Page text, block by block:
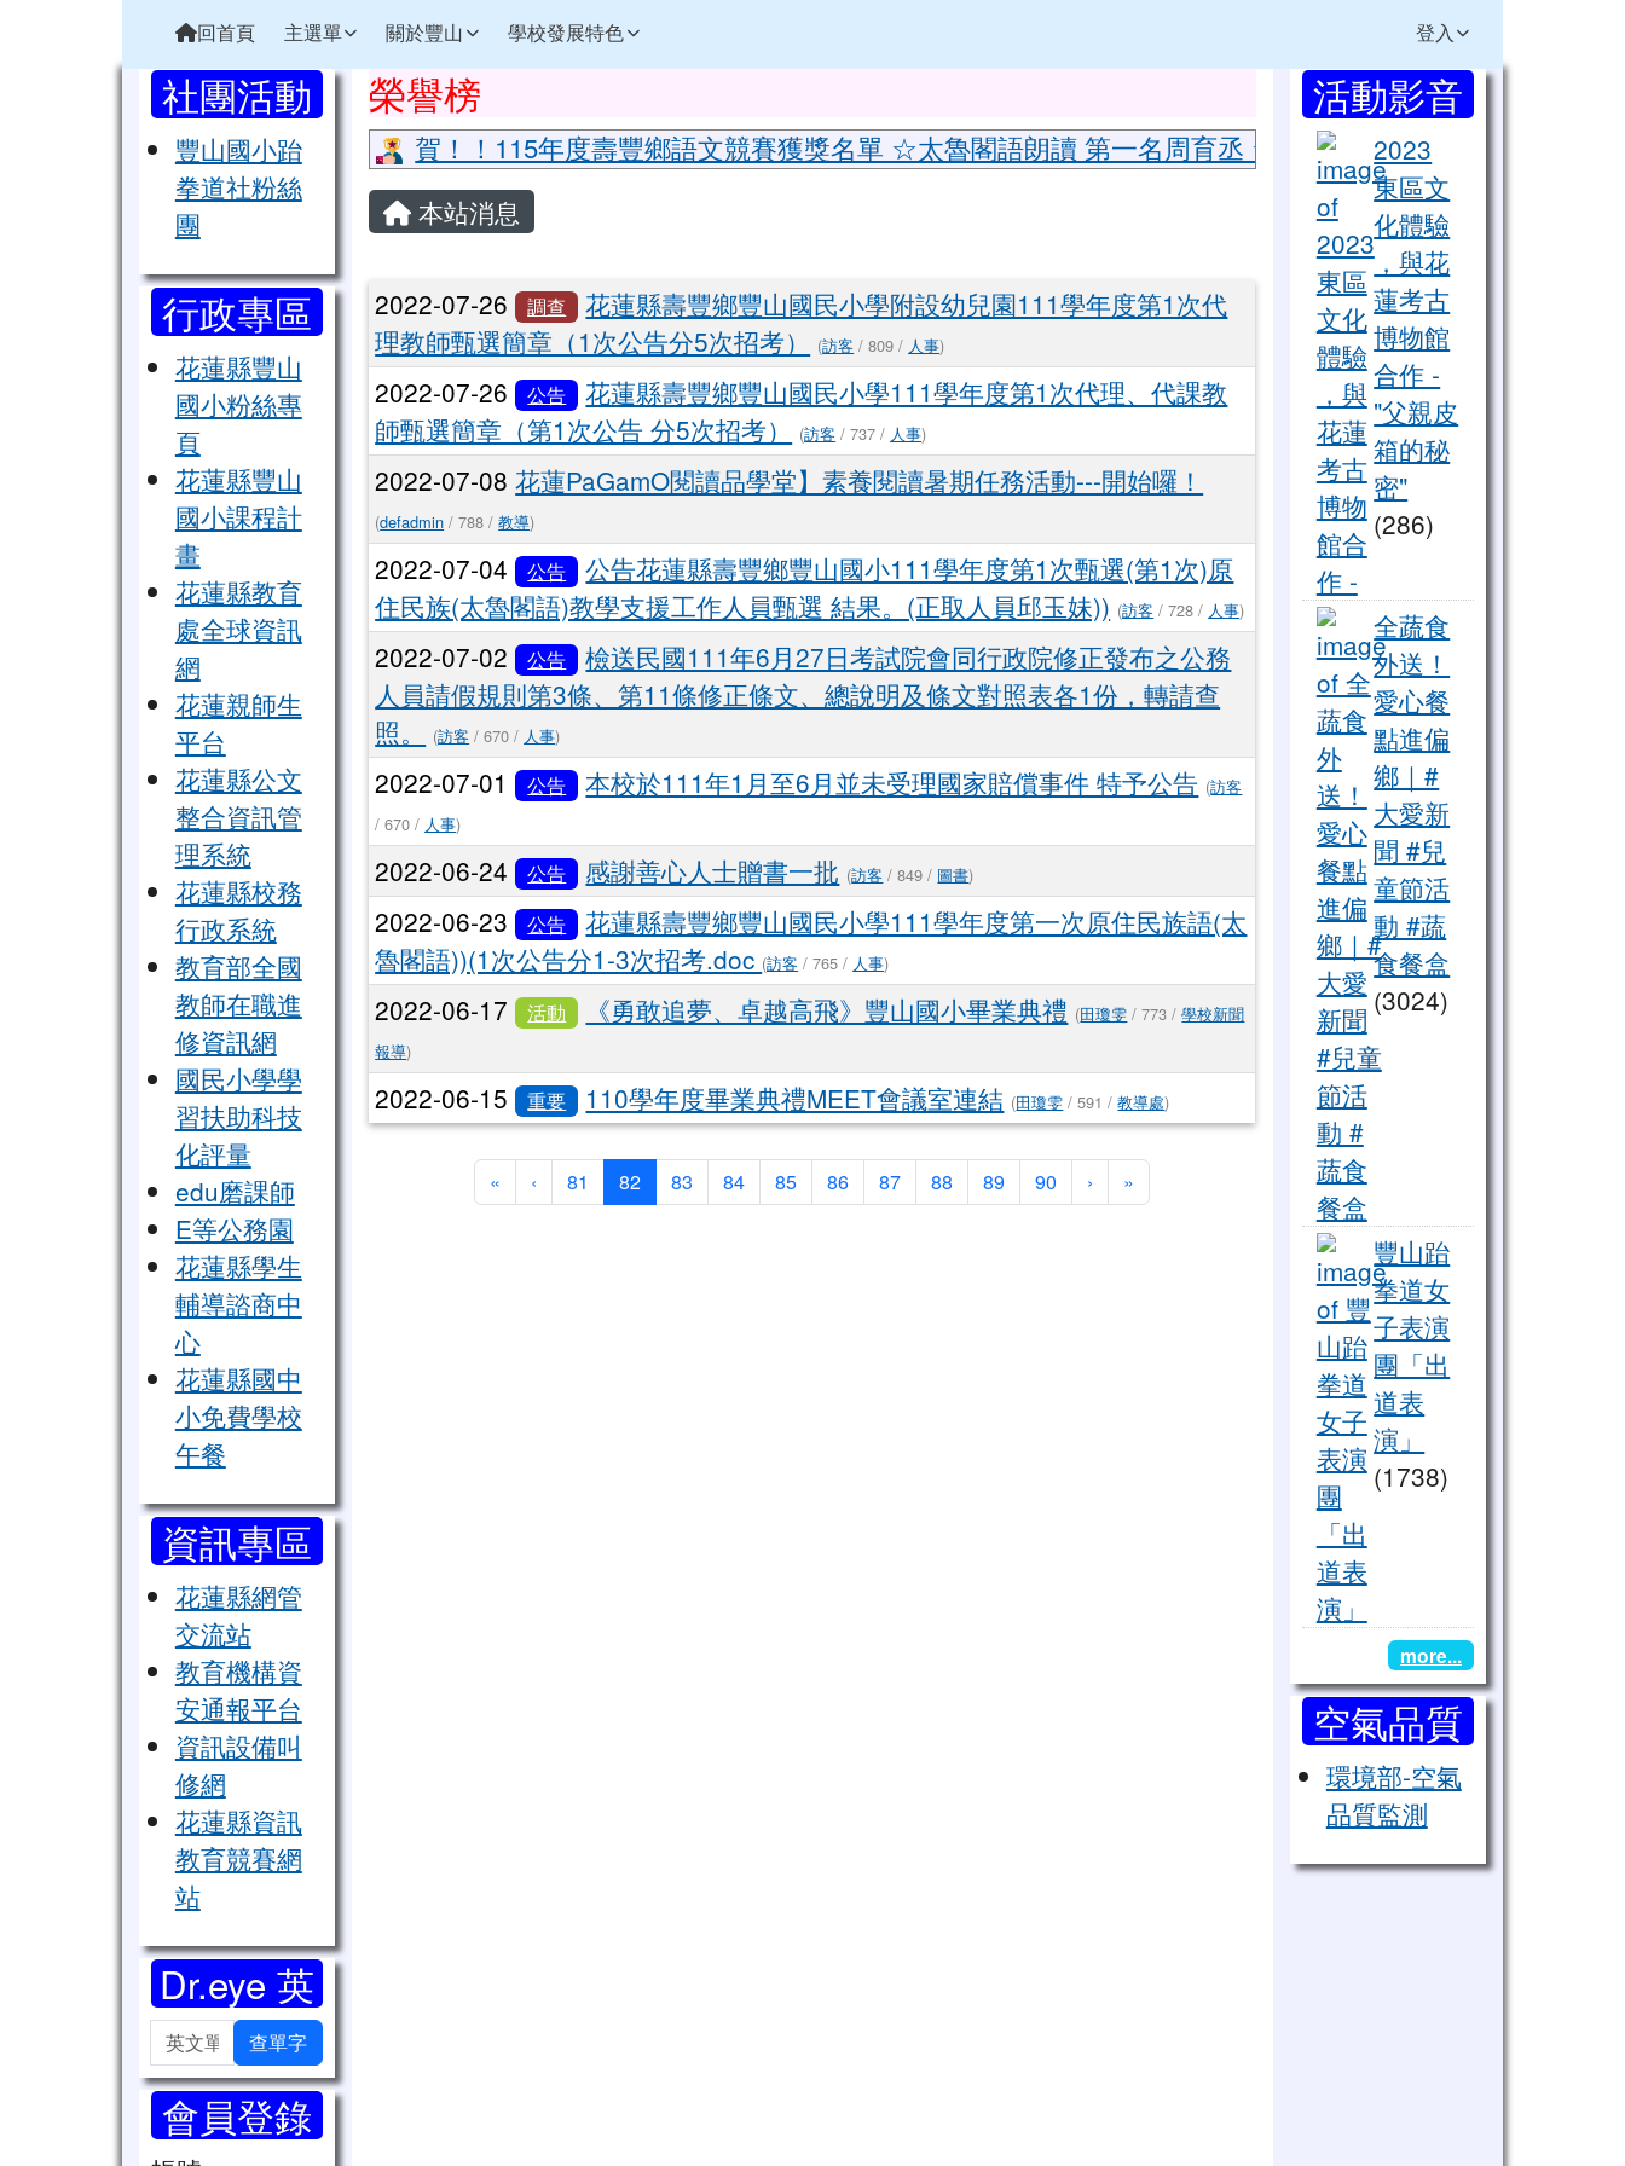
花蓮縣立豐山國小全球資訊網
回首頁 主選單 關於豐山 學校發展特色 登入
⏸
左邊區域內容
社團活動
豐山國小跆
拳道社粉絲
團
行政專區
花蓮縣豐山
國小粉絲專
頁
花蓮縣豐山
國小課程計
畫
花蓮縣教育
處全球資訊
網
花蓮親師生
平台
花蓮縣公文
整合資訊管
理系統
花蓮縣校務
行政系統
教育部全國
教師在職進
修資訊網
國民小學學
習扶助科技
化評量
edu磨課師
E等公務園
花蓮縣學生
輔導諮商中
心
花蓮縣國中
小免費學校
午餐
資訊專區
花蓮縣網管
交流站
教育機構資
安通報平台
資訊設備叫
修網
花蓮縣資訊
教育競賽網
站
Dr.eye 英
漢字典
英文單字查單字
會員登錄
上中區域內容
榮譽榜
賀！！115年度壽豐鄉語文競賽獲獎名單 ☆太魯閣語朗讀 第一名周育丞 ☆英語說故事 第二名張鈞維
主內容區域
本站消息
文章列表
2022-07-26 調查
花蓮縣壽豐鄉豐山國民小學附設幼兒園111學年度第1次代
理教師甄選簡章（1次公告分5次招考）
(訪客 / 809 / 人事)
2022-07-26 公告
花蓮縣壽豐鄉豐山國民小學111學年度第1次代理、代課教
師甄選簡章（第1次公告 分5次招考）
(訪客 / 737 / 人事)
2022-07-08花蓮PaGamO閱讀品學堂】素養閱讀暑期任務活動---開始囉！
(defadmin / 788 /教導)
2022-07-04 公告
公告花蓮縣壽豐鄉豐山國小111學年度第1次甄選(第1次)原
住民族(太魯閣語)教學支援工作人員甄選 結果。(正取人員邱玉妹)) (訪客 / 728 / 人事)
2022-07-02 公告
檢送民國111年6月27日考試院會同行政院修正發布之公務
人員請假規則第3條、第11條修正條文、總說明及條文對照表各1份，轉請查
照。
(訪客 / 670 / 人事)
2022-07-01 公告 本校於111年1月至6月並未受理國家賠償事件 特予公告 (訪客
/ 670 / 人事)
2022-06-24 公告 感謝善心人士贈書一批 (訪客 / 849 / 圖書)
2022-06-23 公告
花蓮縣壽豐鄉豐山國民小學111學年度第一次原住民族語(太
魯閣語))(1次公告分1-3次招考.doc (訪客 / 765 / 人事)
2022-06-17 活動 《勇敢追夢、卓越高飛》豐山國小畢業典禮 (田瓊雯 / 773 /學校新聞
報導)
2022-06-15 重要 110學年度畢業典禮MEET會議室連結 (田瓊雯 / 591 /教導處)
« 第一頁
‹ 上一頁
81 82(目前頁次)
83 84 85 86 87 88 89 90 › 下一頁
»
右邊區域內容
活動影音
檔
2023 東區文化體驗 ，與
2023
東區文
化體驗
，與花
蓮考古
博物館
合作 -
"父親皮
箱的秘
密"
(286)
全蔬食外送！愛心餐點進
全蔬食
外送！
愛心餐
點進偏
鄉｜#
大愛新
聞 #兒
童節活
動 #蔬
食餐盒
(3024)
豐山跆拳道女子表演團「
豐山跆
拳道女
子表演
團「出
道表
演」
(1738)
more...
空氣品質
監測
環境部-空氣
品質監測
頁尾區域